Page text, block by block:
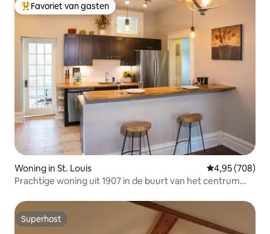
Topfavoriet van gasten
Favoriet van gasten
Woning in St. Louis Gemiddelde
4,95 (708)
Prachtige woning uit 1907 in de buurt van het centrum
Superhost
Superhost